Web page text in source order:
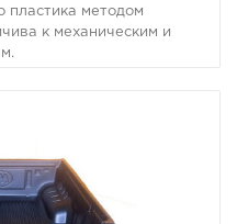
пластика методом
к механическим и